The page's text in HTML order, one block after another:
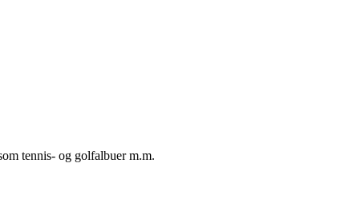
tennis- og golfalbuer m.m.